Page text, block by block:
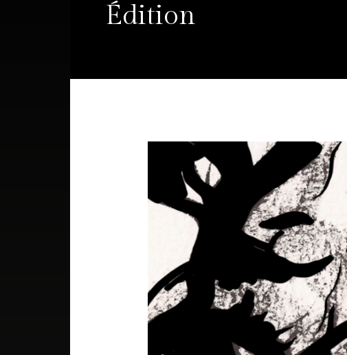
Édition
Hugo